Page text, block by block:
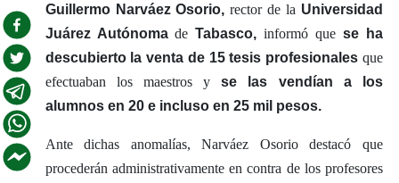
Guillermo Narváez Osorio, rector de la Universidad
Juárez Autónomade Tabasco, informó quese ha
descubierto la venta de 15 tesis profesionales que
efectuaban los maestros yse las vendían a los
alumnos en 20 e incluso en 25 mil pesos.
Ante dichas anomalías, Narváez Osorio destacó que
procederán administrativamente en contra de los profesores